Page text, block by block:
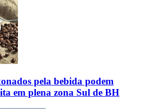
pela bebida podem
em plena zona Sul de BH